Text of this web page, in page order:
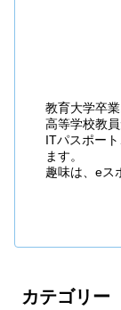
教育大学卒業
高等学校教
ITパスポー
ます。
趣味は、eス
カテゴリー